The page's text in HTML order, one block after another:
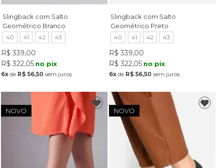
Slingback com Salto
Geométrico Branco
40 41 42 43
R$ 339,00
R$ 322,05 no pix
6xde R$ 56,50 sem juros
Slingback com Salto
Geométrico Preto
40 41 42 43
R$ 339,00
R$ 322,05 no pix
6x de R$ 56,50 sem juros
NOVO NOVO